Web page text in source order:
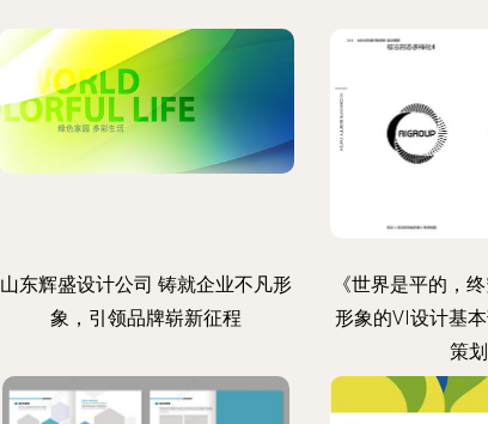
山东辉盛设计公司 铸就企业不凡形
象，引领品牌崭新征程
《世界是平的，
形象的VI设计基
策划